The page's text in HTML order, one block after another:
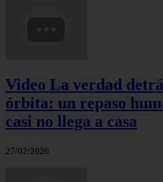
Video La verdad
órbita: un repaso
casi no llega a casa
27/02/2026